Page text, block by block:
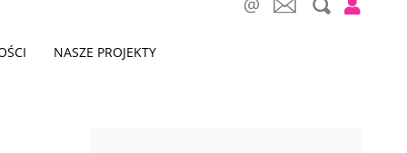
NASZE PROJEKTY